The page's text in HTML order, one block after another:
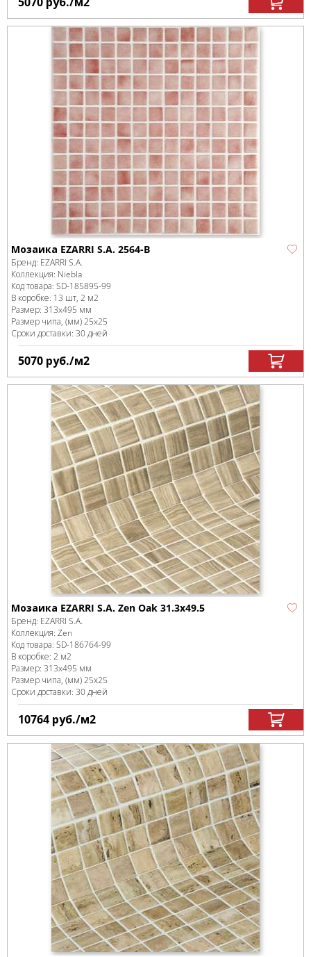
Мозаика EZARRI S.A. 2564-B
Бренд: EZARRI S.A.
Коллекция: Niebla
Код товара: SD-185895-99
В коробке: 13 шт, 2 м2
Размер: 313x495 мм
Размер чипа, (мм)25x25
Сроки доставки: 30 дней
5070 руб./м2
Мозаика EZARRI S.A. Zen Oak 31.3x49.5
Бренд: EZARRI S.A.
Коллекция: Zen
Код товара: SD-186764-99
В коробке: 2 м2
Размер: 313x495 мм
Размер чипа, (мм)25х25
Сроки доставки: 30 дней
10764 руб./м2